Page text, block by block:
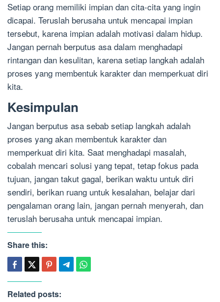
Setiap orang memiliki impian dan cita-cita yang ingin
dicapai. Teruslah berusaha untuk mencapai impian
tersebut, karena impian adalah motivasi dalam hidup.
Jangan pernah berputus asa dalam menghadapi
rintangan dan kesulitan, karena setiap langkah adalah
proses yang membentuk karakter dan memperkuat diri
kita.
Kesimpulan
Jangan berputus asa sebab setiap langkah adalah
proses yang akan membentuk karakter dan
memperkuat diri kita. Saat menghadapi masalah,
cobalah mencari solusi yang tepat, tetap fokus pada
tujuan, jangan takut gagal, berikan waktu untuk diri
sendiri, berikan ruang untuk kesalahan, belajar dari
pengalaman orang lain, jangan pernah menyerah, dan
teruslah berusaha untuk mencapai impian.
Share this:
Related posts: